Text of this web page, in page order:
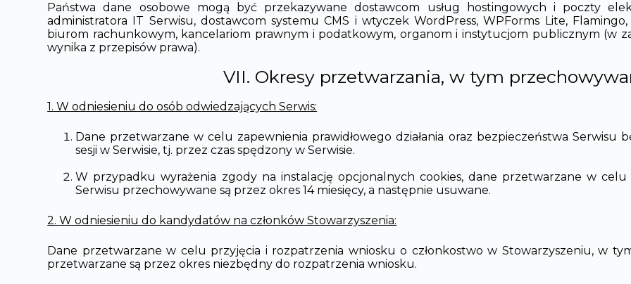
Państwa dane osobowe mogą być przekazywane dostawcom usług hostingowych i poczty
administratora IT Serwisu, dostawcom systemu CMS i wtyczek WordPress, WPForms Lite,
biurom rachunkowym, kancelariom prawnym i podatkowym, organom i instytucjom publicznym (w
wynika z przepisów prawa).
VII. Okresy przetwarzania, w tym
1. W odniesieniu do osób odwiedzających Serwis:
Dane przetwarzane w celu zapewnienia prawidłowego działania oraz bezpieczeństwa Serwisu
sesji w Serwisie, tj. przez czas spędzony w Serwisie.
W przypadku wyrażenia zgody na instalację opcjonalnych cookies, dane przetwarzane w
Serwisu przechowywane są przez okres 14 miesięcy, a następnie usuwane.
2. W odniesieniu do kandydatów na członków Stowarzyszenia:
Dane przetwarzane w celu przyjęcia i rozpatrzenia wniosku o członkostwo w Stowarzyszeniu, w
przetwarzane są przez okres niezbędny do rozpatrzenia wniosku.